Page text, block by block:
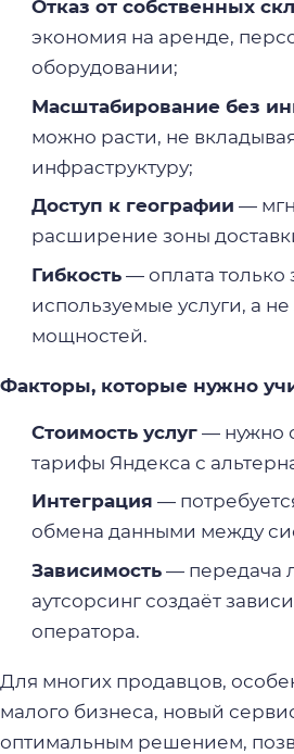
Отказ от собственных
экономия на аренде,
оборудовании;
Масштабирование без
можно расти, не
инфраструктуру;
Доступ к географии —
расширение зоны
Гибкость— оплата только
используемые услуги, а
мощностей.
Факторы, которые нужно
Стоимость услуг— нужно
тарифы Яндекса с
Интеграция —
обмена данными между
Зависимость— передача
аутсорсинг создаёт
оператора.
Для многих продавцов,
малого бизнеса, новый
оптимальным решением,